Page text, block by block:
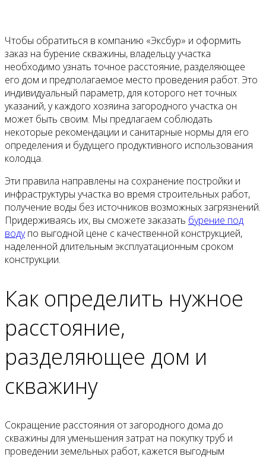
Чтобы обратиться в компанию «Эксбур» и оформить
заказ на бурение скважины, владельцу участка
необходимо узнать точное расстояние, разделяющее
его дом и предполагаемое место проведения работ. Это
индивидуальный параметр, для которого нет точных
указаний, у каждого хозяина загородного участка он
может быть своим. Мы предлагаем соблюдать
некоторые рекомендации и санитарные нормы для его
определения и будущего продуктивного использования
колодца.
Эти правила направлены на сохранение постройки и
инфраструктуры участка во время строительных работ,
получение воды без источников возможных загрязнений.
Придерживаясь их, вы сможете заказать бурение под
водупо выгодной цене с качественной конструкцией,
наделенной длительным эксплуатационным сроком
конструкции.
Как определить нужное
расстояние,
разделяющее дом и
скважину
Сокращение расстояния от загородного дома до
скважины для уменьшения затрат на покупку труб и
проведении земельных работ, кажется выгодным